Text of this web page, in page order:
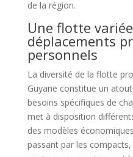
de la région.
Une flotte
déplacements
personnels
La diversité de la flotte
Guyane constitue un
besoins spécifiques de
met à disposition
des modèles
passant par les